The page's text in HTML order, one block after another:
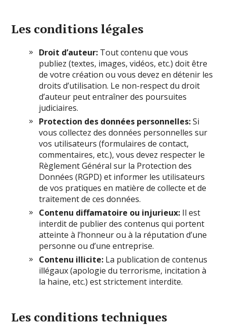
Les conditions légales
Droit d’auteur: Tout contenu que vous
publiez (textes, images, vidéos, etc.) doit être
de votre création ou vous devez en détenir les
droits d’utilisation. Le non-respect du droit
d’auteur peut entraîner des poursuites
judiciaires.
Protection des données personnelles:Si
vous collectez des données personnelles sur
vos utilisateurs (formulaires de contact,
commentaires, etc.), vous devez respecter le
Règlement Général sur la Protection des
Données (RGPD) et informer les utilisateurs
de vos pratiques en matière de collecte et de
traitement de ces données.
Contenu diffamatoire ou injurieux: Il est
interdit de publier des contenus qui portent
atteinte à l’honneur ou à la réputation d’une
personne ou d’une entreprise.
Contenu illicite: La publication de contenus
illégaux (apologie du terrorisme, incitation à
la haine, etc.) est strictement interdite.
Les conditions techniques